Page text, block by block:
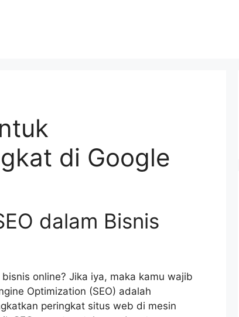
di Google
dalam Bisnis
online? Jika iya, maka kamu wajib
Optimization (SEO) adalah
peringkat situs web di mesin